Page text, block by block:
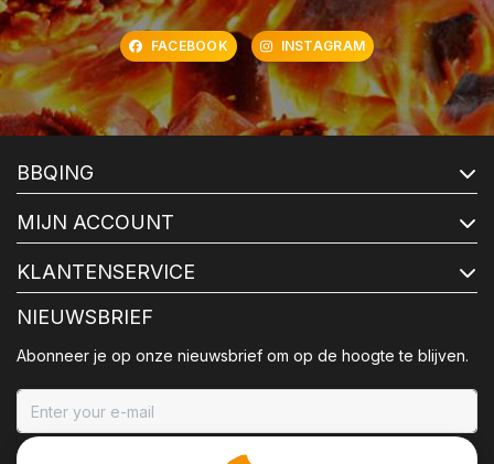
FACEBOOK INSTAGRAM
BBQING
MIJN ACCOUNT
KLANTENSERVICE
NIEUWSBRIEF
Abonneer je op onze nieuwsbrief om op de hoogte te blijven.